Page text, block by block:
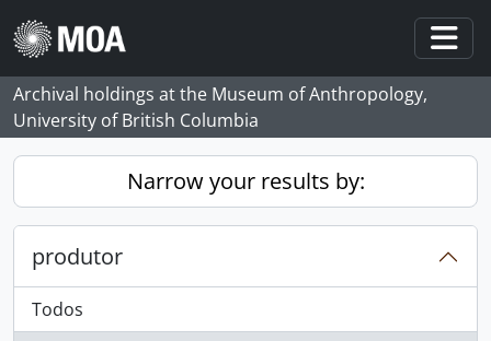
Skip to main content
Archival holdings at the Museum of Anthropology,
University of British Columbia
Narrow your results by:
produtor
Todos